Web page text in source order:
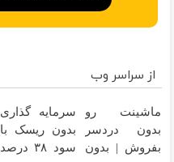
از سراسر وب
ماشینت رو
بدون دردسر
بفروش | بدون
سرمایه گذاری
بدون ریسک با
سود ۳۸ درصد